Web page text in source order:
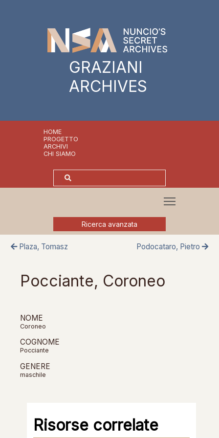
GRAZIANI
ARCHIVES
HOME
PROGETTO
ARCHIVI
CHI SIAMO
Ricerca avanzata
Plaza, Tomasz Podocataro, Pietro
Risorse correlate
Pocciante, Coroneo
NOME
Coroneo
COGNOME
Pocciante
GENERE
maschile